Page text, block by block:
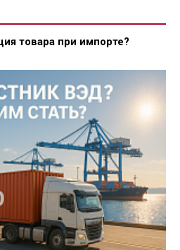
товара при импорте?